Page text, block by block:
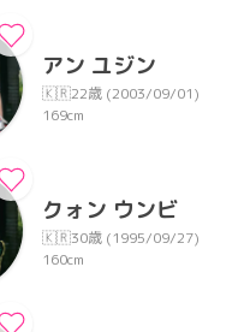
アン ユジン
🇰🇷22歳 (2003/09/01)
169cm
クォン ウンビ
🇰🇷30歳 (1995/09/27)
160cm